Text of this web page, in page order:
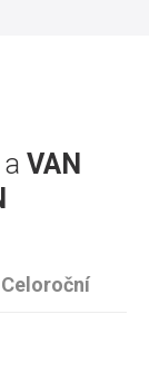
a VAN
Celoroční